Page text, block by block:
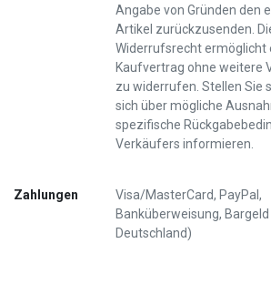
Angabe von Gründen den
Artikel zurückzusenden.
Widerrufsrecht ermöglicht
Kaufvertrag ohne weitere
zu widerrufen. Stellen Sie
sich über mögliche
spezifische
Verkäufers informieren.
Zahlungen
Visa/MasterCard, PayPal,
Banküberweisung,
Deutschland)